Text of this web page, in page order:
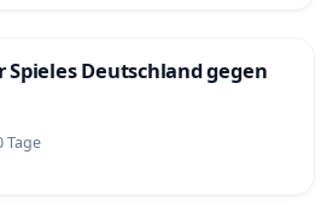
Deutschland gegen
Tage